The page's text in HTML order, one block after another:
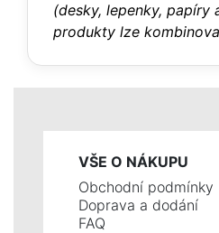
(desky, lepenky, papíry
produkty lze
VŠE O NÁKUPU
Obchodní podmínky
Doprava a dodání
FAQ